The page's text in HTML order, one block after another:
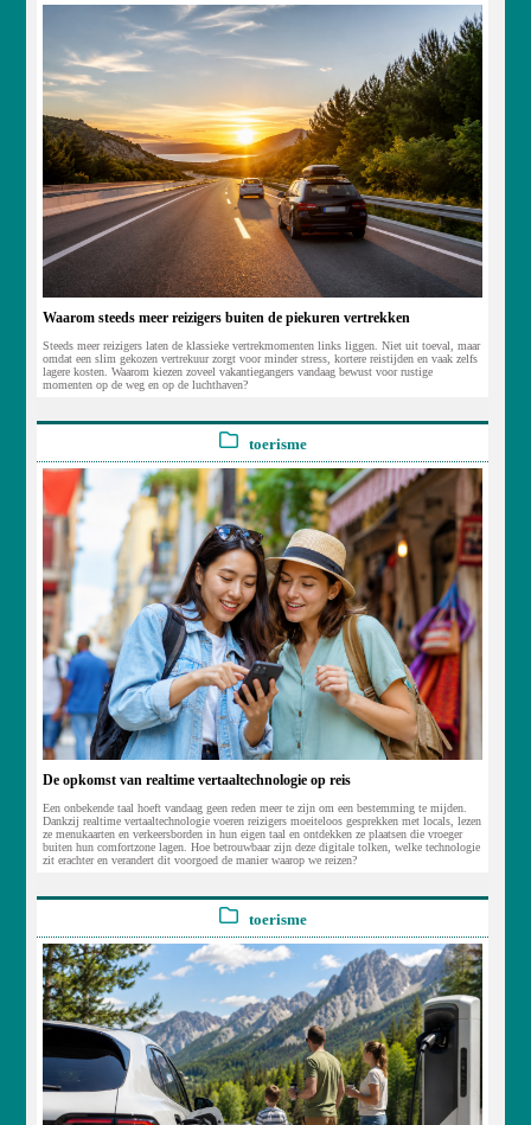
Waarom steeds meer reizigers buiten de piekuren vertrekken
Steeds meer reizigers laten de klassieke vertrekmomenten links liggen. Niet uit toeval, maar
omdat een slim gekozen vertrekuur zorgt voor minder stress, kortere reistijden en vaak zelfs
lagere kosten. Waarom kiezen zoveel vakantiegangers vandaag bewust voor rustige
momenten op de weg en op de luchthaven?
toerisme
De opkomst van realtime vertaaltechnologie op reis
Een onbekende taal hoeft vandaag geen reden meer te zijn om een bestemming te mijden.
Dankzij realtime vertaaltechnologie voeren reizigers moeiteloos gesprekken met locals, lezen
ze menukaarten en verkeersborden in hun eigen taal en ontdekken ze plaatsen die vroeger
buiten hun comfortzone lagen. Hoe betrouwbaar zijn deze digitale tolken, welke technologie
zit erachter en verandert dit voorgoed de manier waarop we reizen?
toerisme